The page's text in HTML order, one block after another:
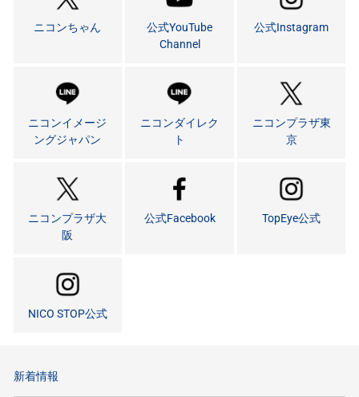
ニコンちゃん
公式YouTube
Channel
公式Instagram
ニコンイメージ
ングジャパン
ニコンダイレク
ト
ニコンプラザ東
京
ニコンプラザ大
阪
公式Facebook TopEye公式
NICO STOP公式
新着情報